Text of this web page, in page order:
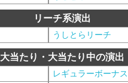
リーチ系演出
うしとらリーチ
大当たり・大当たり中の演出
レギュラーボーナス